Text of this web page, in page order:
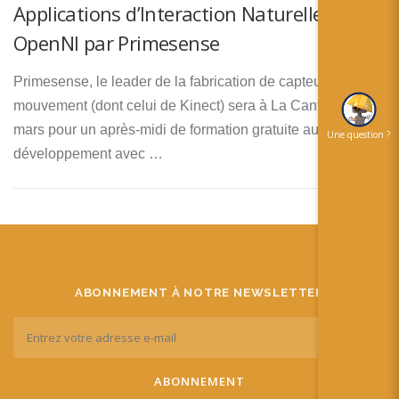
日本語
Español
Applications d’Interaction Naturelle avec
OpenNI par Primesense
Primesense, le leader de la fabrication de capteurs de
mouvement (dont celui de Kinect) sera à La Cantine le 22
mars pour un après-midi de formation gratuite au
développement avec …
ABONNEMENT À NOTRE NEWSLETTER
Une question ?